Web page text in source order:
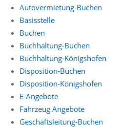
Autovermietung-Buchen
Basisstelle
Buchen
Buchhaltung-Buchen
Buchhaltung-Königshofen
Disposition-Buchen
Disposition-Königshofen
E-Angebote
Fahrzeug Angebote
Geschäftsleitung-Buchen